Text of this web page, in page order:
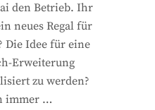
den Betrieb. Ihr
neues Regal für
Die Idee für eine
Erweiterung
zu werden?
immer …